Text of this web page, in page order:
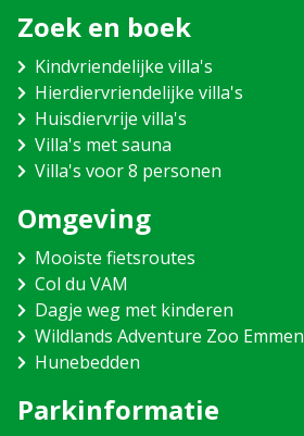
Zoek en boek
Kindvriendelijke villa's
Hierdiervriendelijke villa's
Huisdiervrije villa's
Villa's met sauna
Villa's voor 8 personen
Omgeving
Mooiste fietsroutes
Col du VAM
Dagje weg met kinderen
Wildlands Adventure Zoo Emmen
Hunebedden
Parkinformatie